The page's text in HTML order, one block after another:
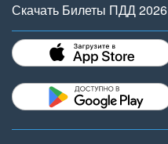
Скачать Билеты ПДД 2026